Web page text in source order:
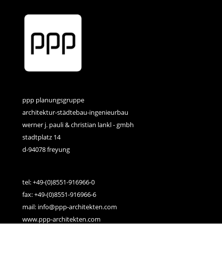
ppp planungsgruppe
architektur-städtebau-ingenieurbau
werner j. pauli & christian lankl - gmbh
stadtplatz 14
d-94078 freyung
tel: +49-(0)8551-916966-0
fax: +49-(0)8551-916966-6
mail: info@ppp-architekten.com
www.ppp-architekten.com